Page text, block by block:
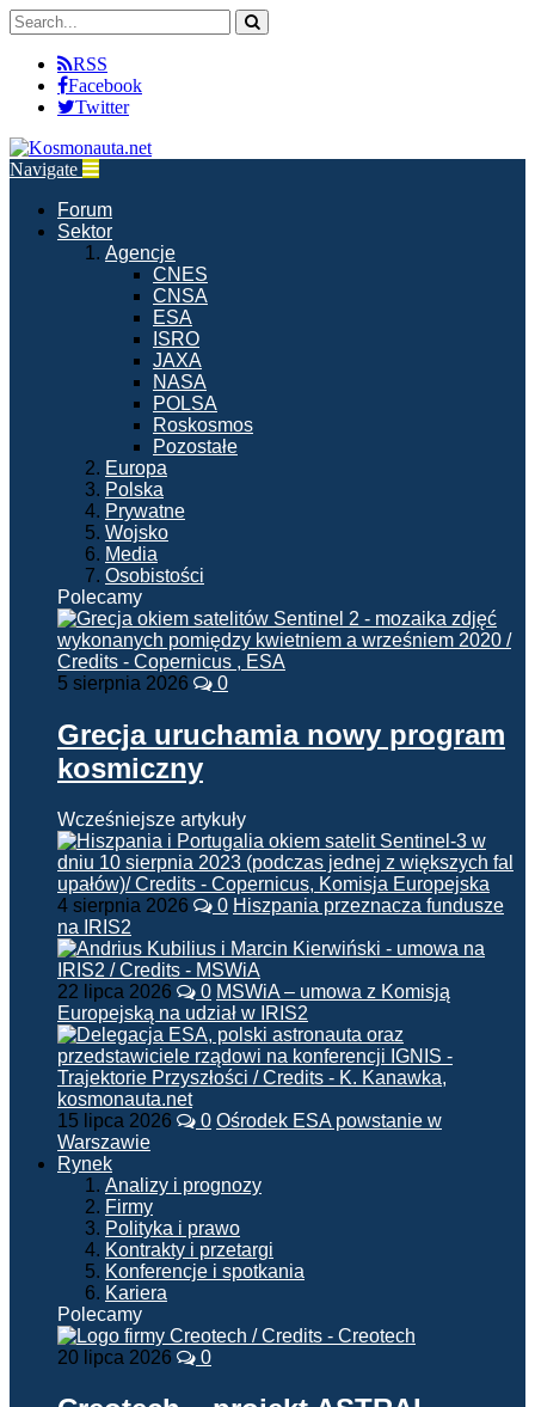
RSS
Facebook
Twitter
Navigate
Forum
Sektor
Agencje
CNES
CNSA
ESA
ISRO
JAXA
NASA
POLSA
Roskosmos
Pozostałe
Europa
Polska
Prywatne
Wojsko
Media
Osobistości
Polecamy
5 sierpnia 2026 0
Grecja uruchamia nowy program
kosmiczny
Wcześniejsze artykuły
4 sierpnia 2026 0 Hiszpania przeznacza fundusze
na IRIS2
22 lipca 2026 0 MSWiA – umowa z Komisją
Europejską na udział w IRIS2
15 lipca 2026 0 Ośrodek ESA powstanie w
Warszawie
Rynek
Analizy i prognozy
Firmy
Polityka i prawo
Kontrakty i przetargi
Konferencje i spotkania
Kariera
Polecamy
20 lipca 2026 0